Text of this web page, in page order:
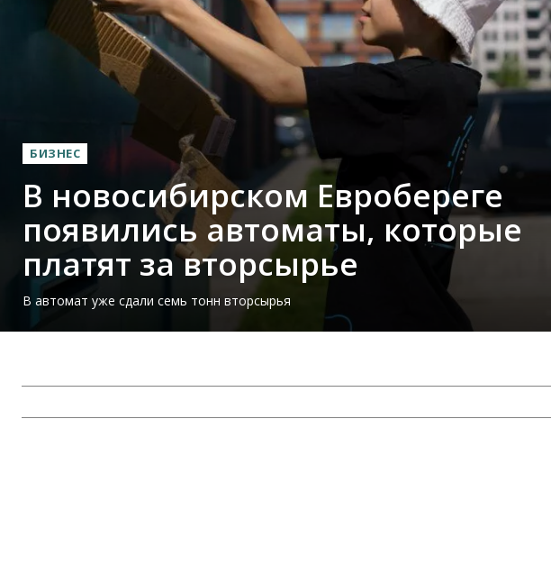
БИЗНЕС
В новосибирском Евробереге
появились автоматы, которые
платят за вторсырье
В автомат уже сдали семь тонн вторсырья